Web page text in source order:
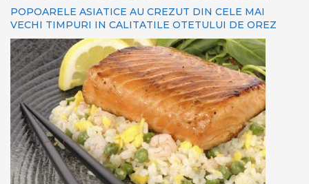
POPOARELE ASIATICE AU CREZUT DIN CELE MAI
VECHI TIMPURI IN CALITATILE OTETULUI DE OREZ